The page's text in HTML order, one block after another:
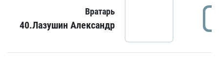
Вратарь
40.Лазушин Александр